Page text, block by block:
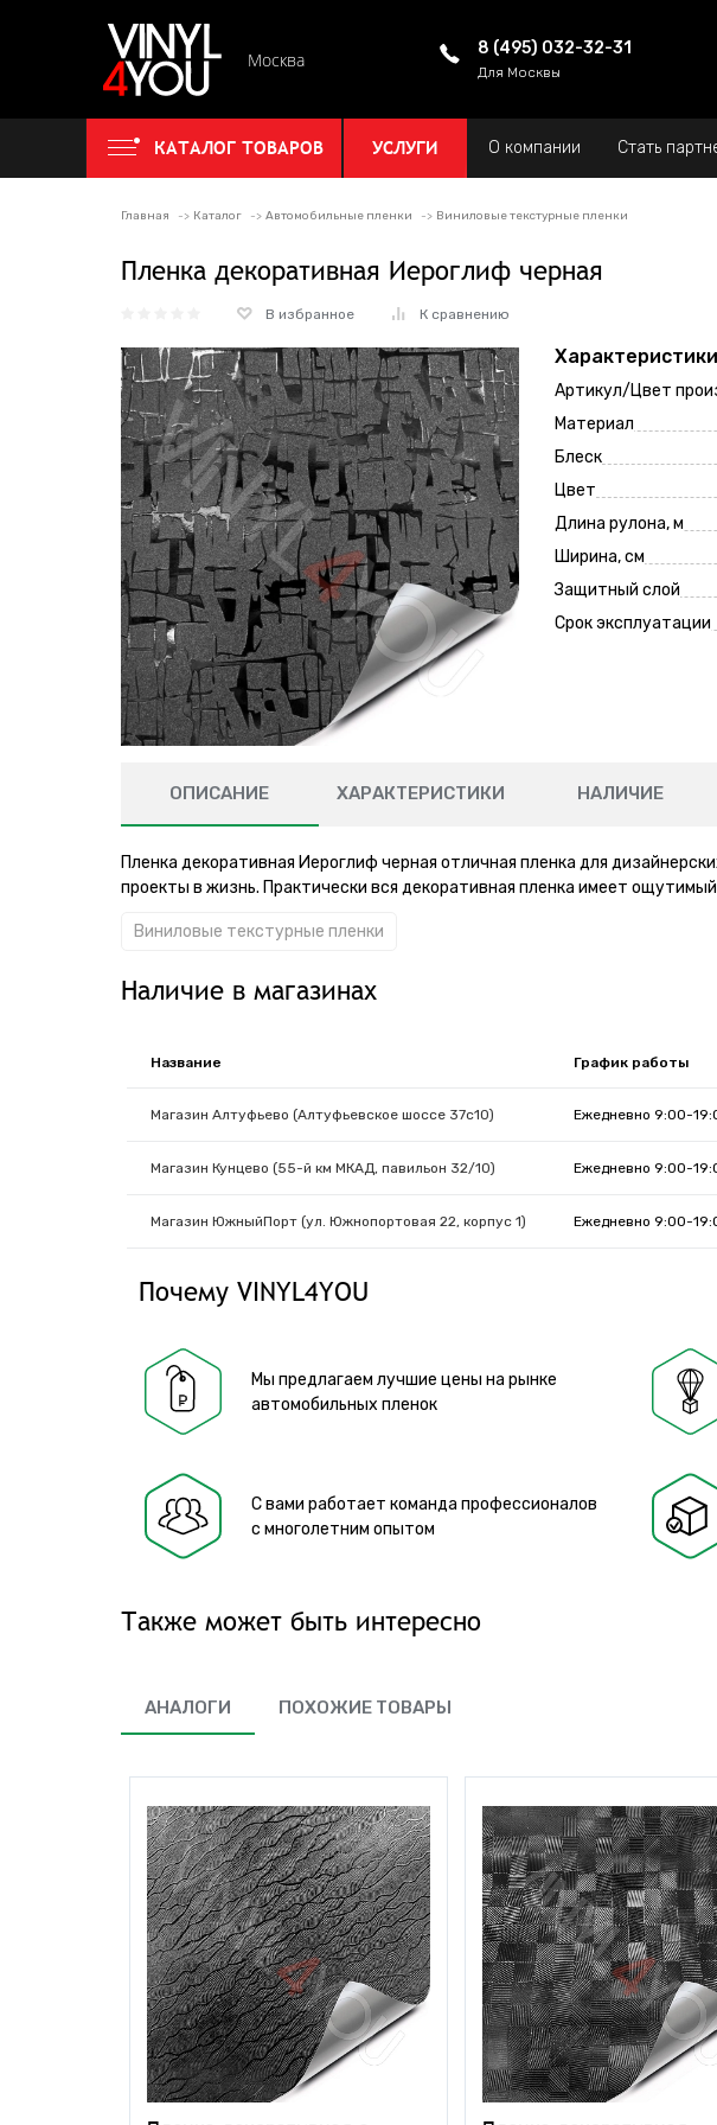
Москва
8 (495) 032-32-31
Для Москвы
КАТАЛОГ ТОВАРОВ УСЛУГИ О компании Стать
Главная Каталог Автомобильные пленки Виниловые текстурные пленки
Пленка декоративная Иероглиф черная
В избранное К сравнению
Характеристики
Артикул/Цвет
Материал
Блеск
Цвет
Длина рулона, м
Ширина, см
Защитный слой
Срок эксплуатации
ОПИСАНИЕ ХАРАКТЕРИСТИКИ НАЛИЧИЕ
Пленка декоративная Иероглиф черная отличная пленка для
проекты в жизнь. Практически вся декоративная пленка имеет
Виниловые текстурные пленки
Наличие в магазинах
Название График работы
Магазин Алтуфьево (Алтуфьевское шоссе 37с10) Ежедневно 9:00-
Магазин Кунцево (55-й км МКАД, павильон 32/10) Ежедневно 9:00-
Магазин ЮжныйПорт (ул. Южнопортовая 22, корпус 1) Ежедневно 9:00-
Почему VINYL4YOU
Мы предлагаем лучшие цены на рынке
автомобильных пленок
С вами работает команда профессионалов
с многолетним опытом
Также может быть интересно
АНАЛОГИ ПОХОЖИЕ ТОВАРЫ